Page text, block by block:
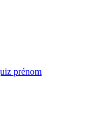
prénom